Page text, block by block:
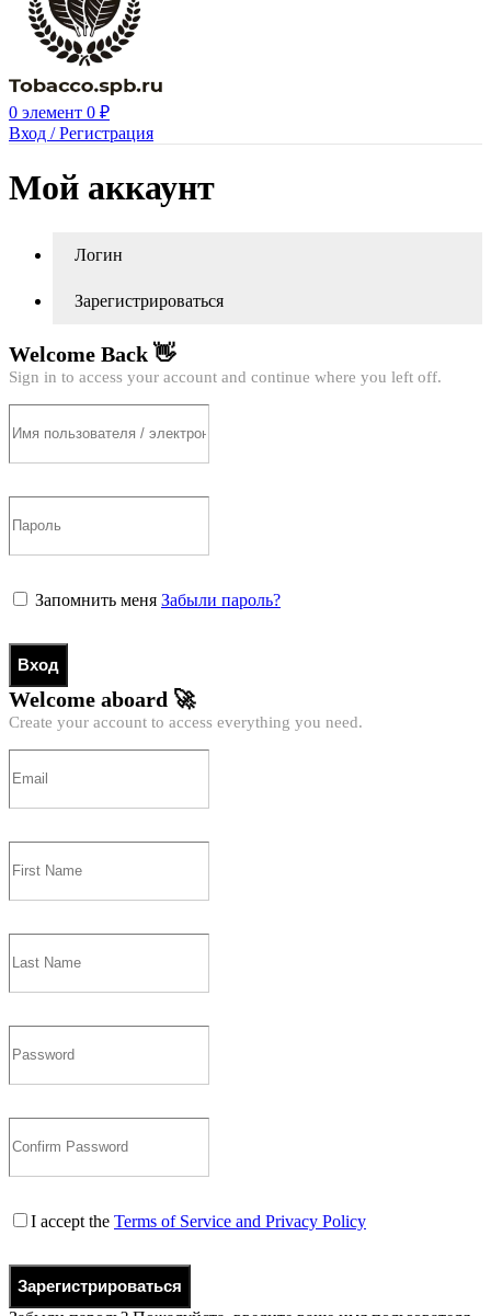
0 элемент 0 ₽
Вход / Регистрация
Мой аккаунт
Логин
Зарегистрироваться
Welcome Back 👋
Sign in to access your account and continue where you left off.
Запомнить меня Забыли пароль?
Вход
Welcome aboard 🚀
Create your account to access everything you need.
I accept the Terms of Service and Privacy Policy
Зарегистрироваться